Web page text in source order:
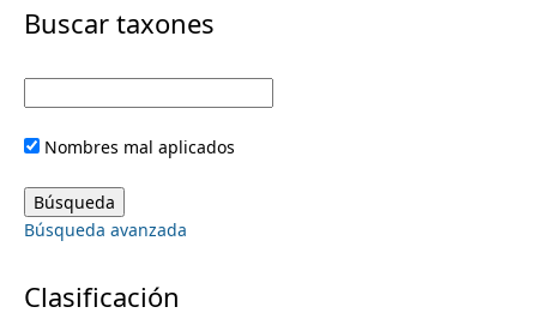
i
m
r
y
t
n
u
Buscar taxones
Nombres mal aplicados
Búsqueda avanzada
Clasificación
Crusea
Declieuxia
Didymaea
Diphragmus
Donnellyanthus
Eizia
Elaeagia